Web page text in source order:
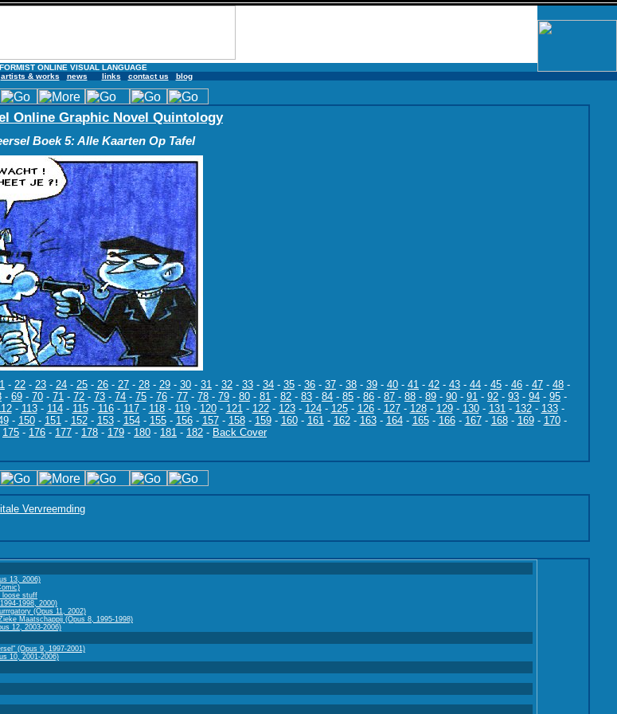
ONLINE VISUAL LANGUAGE
artists & works news links contact us blog
Online Graphic Novel Quintology
Boek 5: Alle Kaarten Op Tafel
- 22 - 23 - 24 - 25 - 26 - 27 - 28 - 29 - 30 - 31 - 32 - 33 - 34 - 35 - 36 - 37 - 38 - 39 - 40 - 41 - 42 - 43 - 44 - 45 - 46 - 47 - 48 -
- 69 - 70 - 71 - 72 - 73 - 74 - 75 - 76 - 77 - 78 - 79 - 80 - 81 - 82 - 83 - 84 - 85 - 86 - 87 - 88 - 89 - 90 - 91 - 92 - 93 - 94 - 95 -
- 113- 114- 115- 116- 117- 118- 119- 120- 121- 122- 123- 124- 125- 126- 127- 128- 129- 130- 131- 132- 133-
- 150- 151- 152- 153- 154- 155- 156- 157- 158- 159- 160- 161- 162- 163- 164- 165- 166- 167- 168- 169- 170-
175 - 176 - 177 - 178 - 179 - 180 - 181 - 182 - Back Cover
Vervreemding
13, 2006)
loose stuff
1998, 2000)
(Opus 11, 2002)
Maatschappij (Opus 8, 1995-1998)
12, 2003-2006)
(Opus 9, 1997-2001)
10, 2001-2006)